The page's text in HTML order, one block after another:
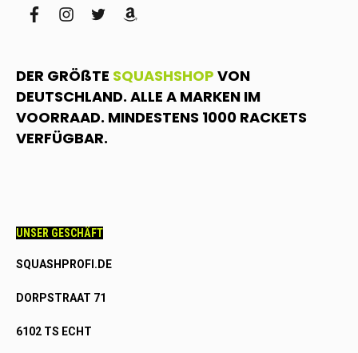
facebookinstagram
twitteramazon
DER GRÖßTE SQUASHSHOP VON
DEUTSCHLAND. ALLE A MARKEN IM
VOORRAAD. MINDESTENS 1000 RACKETS
VERFÜGBAR.
UNSER GESCHÄFT
SQUASHPROFI.DE
DORPSTRAAT 71
6102 TS ECHT